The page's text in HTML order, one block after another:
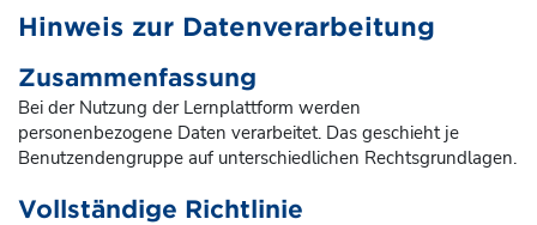
Hinweis zur Datenverarbeitung
Zusammenfassung
Bei der Nutzung der Lernplattform werden
personenbezogene Daten verarbeitet. Das geschieht je
Benutzendengruppe auf unterschiedlichen Rechtsgrundlagen.
Vollständige Richtlinie